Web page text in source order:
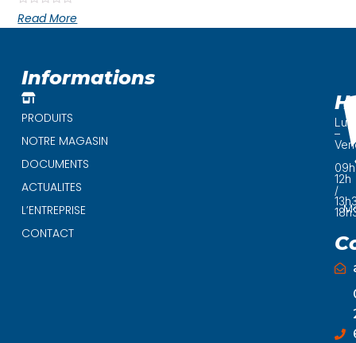
Rated
0
Read More
Informations
PRODUITS
NOTRE MAGASIN
DOCUMENTS
ACTUALITES
L’ENTREPRISE
CONTACT
–
12h
/